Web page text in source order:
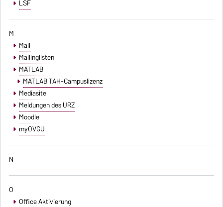
LSF
M
Mail
Mailinglisten
MATLAB
MATLAB TAH-Campuslizenz
Mediasite
Meldungen des URZ
Moodle
myOVGU
N
O
Office Aktivierung